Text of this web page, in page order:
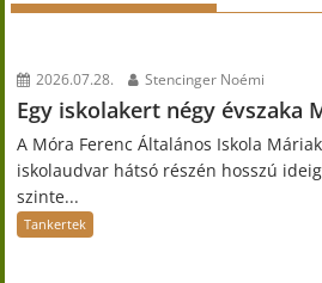
2026.07.28. Stencinger Noémi
Egy iskolakert négy évszaka
A Móra Ferenc Általános Iskola
iskolaudvar hátsó részén hosszú
szinte...
Tankertek